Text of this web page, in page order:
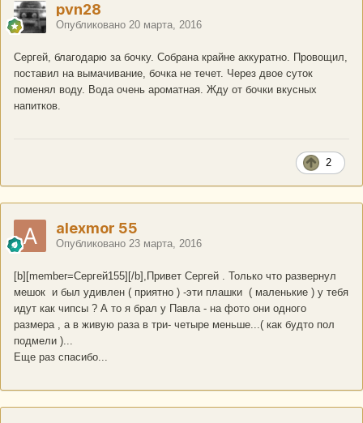
pvn28
Опубликовано 20 марта, 2016
Сергей, благодарю за бочку. Собрана крайне аккуратно. Провощил,
поставил на вымачивание, бочка не течет. Через двое суток
поменял воду. Вода очень ароматная. Жду от бочки вкусных
напитков.
2
alexmor 55
Опубликовано 23 марта, 2016
[b][member=Сергей155][/b],Привет Сергей . Только что развернул
мешок и был удивлен ( приятно ) -эти плашки ( маленькие ) у тебя
идут как чипсы ? А то я брал у Павла - на фото они одного
размера , а в живую раза в три- четыре меньше...( как будто пол
подмели )...
Еще раз спасибо...